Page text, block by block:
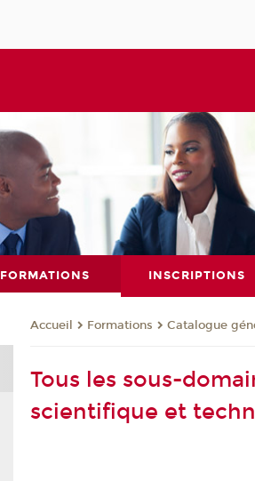
FORMATIONS INSCRIPTIONS
Accueil Formations Catalogue
Tous les sous-
scientifique et